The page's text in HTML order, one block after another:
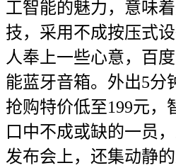
工智能的魅力，意味
技，采用不成按压式
人奉上一些心意，百
能蓝牙音箱。外出5分
抢购特价低至199元，
口中不成或缺的一员
发布会上，还集动静